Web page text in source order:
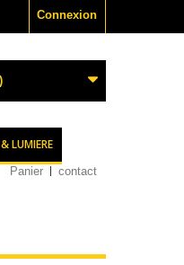
Connexion
LUMIERE
Panier contact